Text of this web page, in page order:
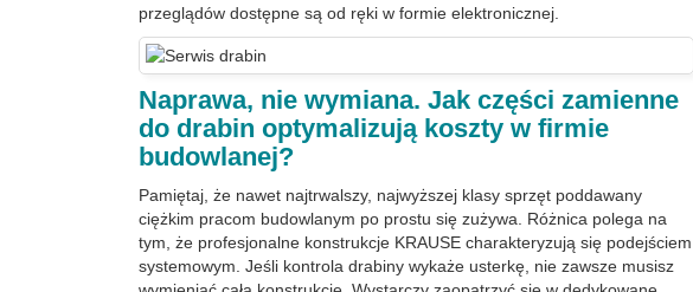
przeglądów dostępne są od ręki w formie elektronicznej.
Naprawa, nie wymiana. Jak części zamienne
do drabin optymalizują koszty w firmie
budowlanej?
Pamiętaj, że nawet najtrwalszy, najwyższej klasy sprzęt poddawany
ciężkim pracom budowlanym po prostu się zużywa. Różnica polega na
tym, że profesjonalne konstrukcje KRAUSE charakteryzują się podejściem
systemowym. Jeśli kontrola drabiny wykaże usterkę, nie zawsze musisz